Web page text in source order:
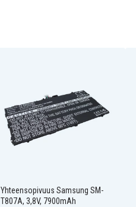
Yhteensopivuus Samsung SM-
T807A, 3,8V, 7900mAh